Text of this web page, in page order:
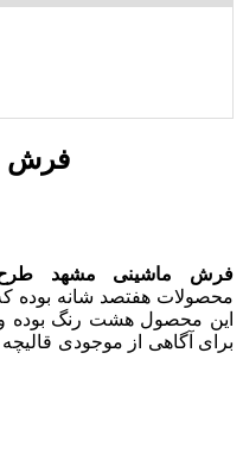
فرش
فرش ماشینی مشهد طرح کد
برای آگاهی از موجودی